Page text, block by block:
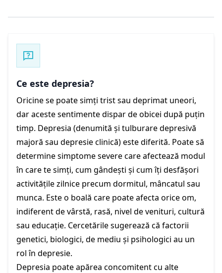
Ce este depresia?
Oricine se poate simți trist sau deprimat uneori,
dar aceste sentimente dispar de obicei după puțin
timp. Depresia (denumită și tulburare depresivă
majoră sau depresie clinică) este diferită. Poate să
determine simptome severe care afectează modul
în care te simți, cum gândești și cum îți desfășori
activitățile zilnice precum dormitul, mâncatul sau
munca. Este o boală care poate afecta orice om,
indiferent de vârstă, rasă, nivel de venituri, cultură
sau educație. Cercetările sugerează că factorii
genetici, biologici, de mediu și psihologici au un
rol în depresie.
Depresia poate apărea concomitent cu alte